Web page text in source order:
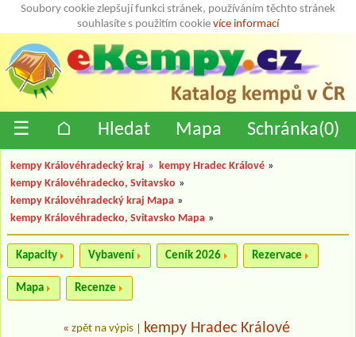
Soubory cookie zlepšují funkci stránek, používáním těchto stránek
souhlasíte s použitím cookie více informací
☰ ⌂ Hledat Mapa Schránka(0)
kempy Královéhradecký kraj » kempy Hradec Králové »
kempy Královéhradecko, Svitavsko »
kempy Královéhradecký kraj Mapa »
kempy Královéhradecko, Svitavsko Mapa »
Kapacity Vybavení Ceník 2026 Rezervace
Mapa Recenze
« zpět na výpis kempy Hradec Králové